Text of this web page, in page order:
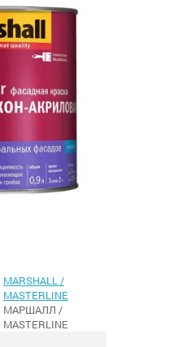
MARSHALL /
MASTERLINE
МАРШАЛЛ /
MASTERLINE